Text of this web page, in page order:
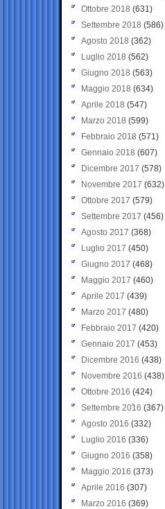
Ottobre 2018 (631)
Settembre 2018 (586)
Agosto 2018 (362)
Luglio 2018 (562)
Giugno 2018 (563)
Maggio 2018 (634)
Aprile 2018 (547)
Marzo 2018 (599)
Febbraio 2018 (571)
Gennaio 2018 (607)
Dicembre 2017 (578)
Novembre 2017 (632)
Ottobre 2017 (579)
Settembre 2017 (456)
Agosto 2017 (368)
Luglio 2017 (450)
Giugno 2017 (468)
Maggio 2017 (460)
Aprile 2017 (439)
Marzo 2017 (480)
Febbraio 2017 (420)
Gennaio 2017 (453)
Dicembre 2016 (438)
Novembre 2016 (438)
Ottobre 2016 (424)
Settembre 2016 (367)
Agosto 2016 (332)
Luglio 2016 (336)
Giugno 2016 (358)
Maggio 2016 (373)
Aprile 2016 (307)
Marzo 2016 (369)